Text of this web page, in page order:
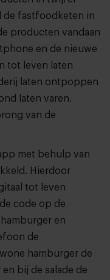
de fastfoodketen in
producten vandaan
en de nieuwe
tot leven laten
laten ontpoppen
laten varen.
van de
met behulp van
Hierdoor
tot leven
code op de
en
de
hamburger de
bij de salade de